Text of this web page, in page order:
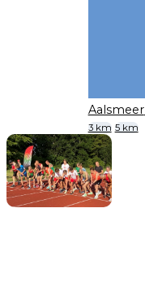
Aalsmeer
3 km 5 km